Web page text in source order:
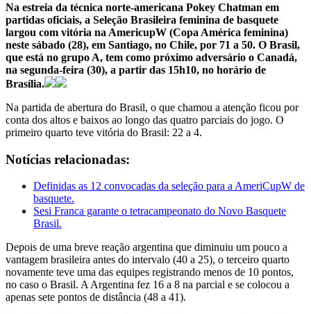
Na estreia da técnica norte-americana Pokey Chatman em
partidas oficiais, a Seleção Brasileira feminina de basquete
largou com vitória na AmericupW (Copa América feminina)
neste sábado (28), em Santiago, no Chile, por 71 a 50. O Brasil,
que está no grupo A, tem como próximo adversário o Canadá,
na segunda-feira (30), a partir das 15h10, no horário de
Brasília.
Na partida de abertura do Brasil, o que chamou a atenção ficou por
conta dos altos e baixos ao longo das quatro parciais do jogo. O
primeiro quarto teve vitória do Brasil: 22 a 4.
Notícias relacionadas:
Definidas as 12 convocadas da seleção para a AmeriCupW de
basquete.
Sesi Franca garante o tetracampeonato do Novo Basquete
Brasil.
Depois de uma breve reação argentina que diminuiu um pouco a
vantagem brasileira antes do intervalo (40 a 25), o terceiro quarto
novamente teve uma das equipes registrando menos de 10 pontos,
no caso o Brasil. A Argentina fez 16 a 8 na parcial e se colocou a
apenas sete pontos de distância (48 a 41).